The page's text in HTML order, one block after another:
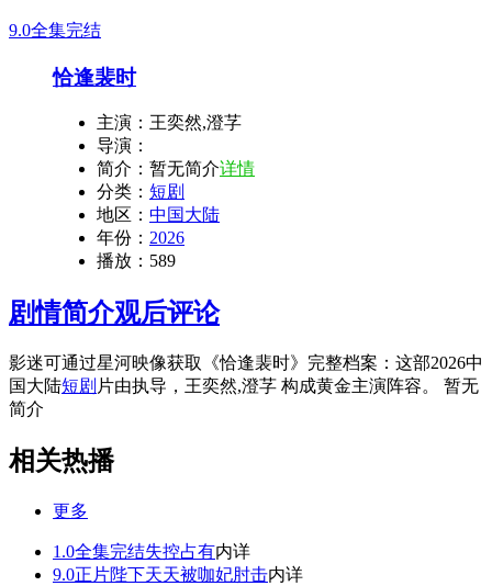
9.0全集完结
恰逢裴时
主演： 王奕然,澄芓
导演：
简介： 暂无简介详情
分类： 短剧
地区： 中国大陆
年份： 2026
播放： 589
剧情简介观后评论
影迷可通过星河映像获取《恰逢裴时》完整档案：这部2026中
国大陆短剧 片由执导，王奕然,澄芓 构成黄金主演阵容。 暂无
简介
相关热播
更多
1.0全集完结失控占有内详
9.0正片陛下天天被咖妃肘击内详